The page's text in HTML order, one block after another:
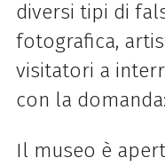
diversi tipi di
fotografica,
visitatori a
con la domanda:
Il museo è